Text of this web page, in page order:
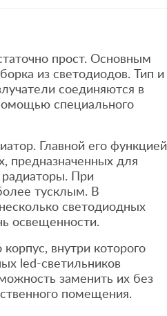
прост. Основным
из светодиодов. Тип и
соединяются в
специального
Главной его функцией
предназначенных для
радиаторы. При
тусклым. В
светодиодных
освещенности.
внутри которого
led-светильников
заменить их без
помещения.